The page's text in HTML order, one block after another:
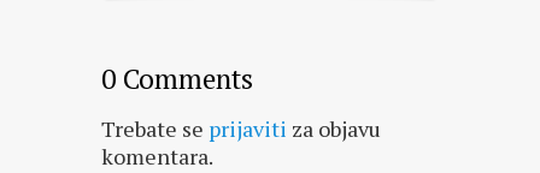
0 Comments
Trebate se prijaviti za objavu
komentara.